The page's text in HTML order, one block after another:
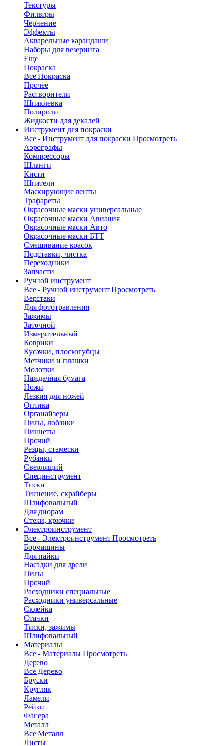
Текстуры
Фильтры
Чернение
Эффекты
Акварельные карандаши
Наборы для везеринга
Еще
Покраска
Все Покраска
Прочее
Растворители
Шпаклевка
Полироли
Жидкости для декалей
Инструмент для покраски
Все - Инструмент для покраски Просмотреть
Аэрографы
Компрессоры
Шланги
Кисти
Шпатели
Маскирующие ленты
Трафареты
Окрасочные маски универсальные
Окрасочные маски Авиация
Окрасочные маски Авто
Окрасочные маски БТТ
Смешивание красок
Подставки, чистка
Переходники
Запчасти
Ручной инструмент
Все - Ручной инструмент Просмотреть
Верстаки
Для фототравления
Зажимы
Заточной
Измерительный
Коврики
Кусачки, плоскогубцы
Метчики и плашки
Молотки
Наждачная бумага
Ножи
Лезвия для ножей
Оптика
Органайзеры
Пилы, лобзики
Пинцеты
Прочий
Резцы, стамески
Рубанки
Сверлящий
Специнструмент
Тиски
Тиснение, скрайберы
Шлифовальный
Для диорам
Стеки, крючки
Электроинструмент
Все - Электроинструмент Просмотреть
Бормашины
Для пайки
Насадки для дрели
Пилы
Прочий
Расходники специальные
Расходники универсальные
Склейка
Станки
Тиски, зажимы
Шлифовальный
Материалы
Все - Материалы Просмотреть
Дерево
Все Дерево
Бруски
Кругляк
Ламели
Рейки
Фанера
Металл
Все Металл
Листы